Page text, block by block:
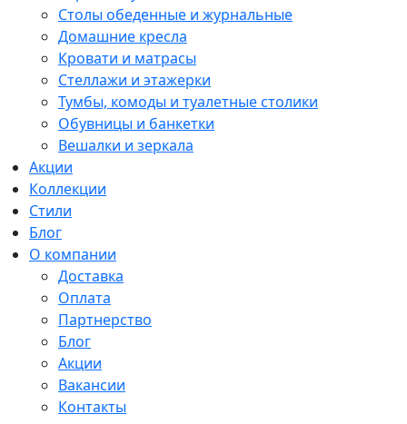
Столы обеденные и журнальные
Домашние кресла
Кровати и матрасы
Стеллажи и этажерки
Тумбы, комоды и туалетные столики
Обувницы и банкетки
Вешалки и зеркала
Акции
Коллекции
Стили
Блог
О компании
Доставка
Оплата
Партнерство
Блог
Акции
Вакансии
Контакты